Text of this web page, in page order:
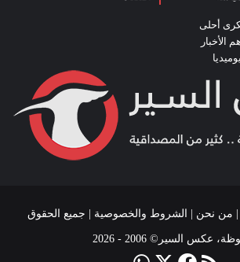
أحلى
الأخبار
من نحن الشروط والخصوصية | جميع الحقوق
عكس السير© 2006 - 2026